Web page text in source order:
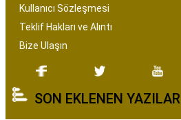
Kullanıcı Sözleşmesi
Teklif Hakları ve Alıntı
Bize Ulaşın
SON EKLENEN YAZILAR